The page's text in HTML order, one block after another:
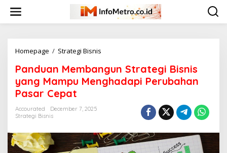
content
Homepage / Strategi Bisnis
Strategi
Bisnis
yang
Cepat
Panduan Membangun Strategi Bisnis
yang Mampu Menghadapi Perubahan
Pasar Cepat
Accourated
December 7, 2025
Strategi Bisnis